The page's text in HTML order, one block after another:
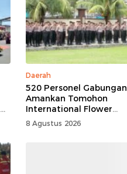
Daerah
520 Personel Gabungan
Amankan Tomohon
International Flower
Festival
8 Agustus 2026